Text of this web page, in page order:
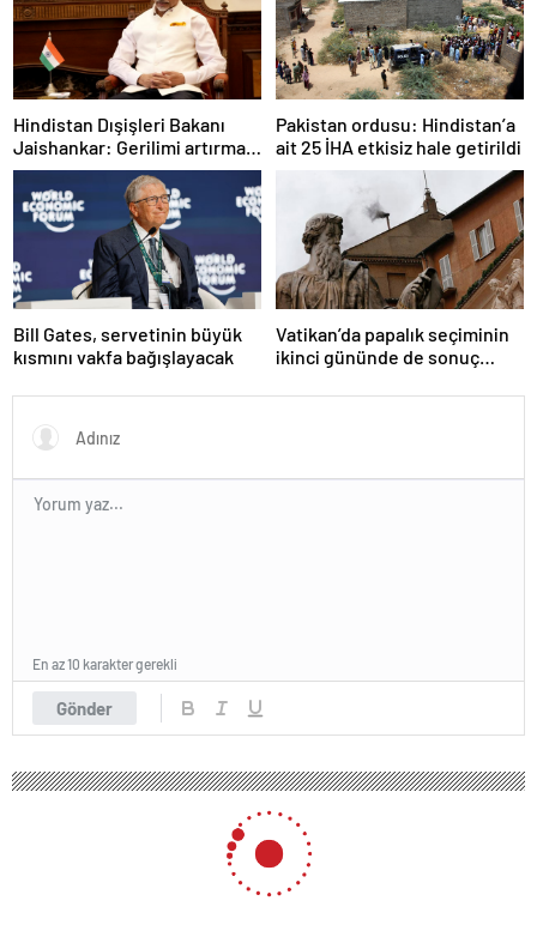
Hindistan Dışişleri Bakanı
Jaishankar: Gerilimi artırmak
gibi bir niyetimiz yok
Pakistan ordusu: Hindistan’a
ait 25 İHA etkisiz hale getirildi
Bill Gates, servetinin büyük
kısmını vakfa bağışlayacak
Vatikan’da papalık seçiminin
ikinci gününde de sonuç
Gönder
En az 10 karakter gerekli